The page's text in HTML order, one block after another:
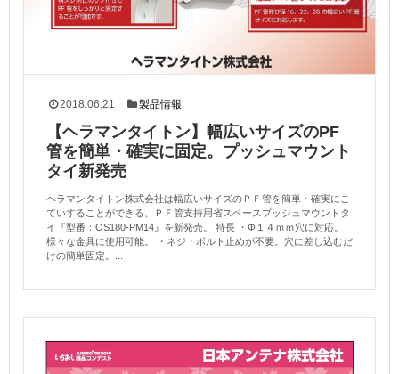
2018.06.21 製品情報
【ヘラマンタイトン】幅広いサイズのPF
管を簡単・確実に固定。プッシュマウント
タイ新発売
ヘラマンタイトン株式会社は幅広いサイズのＰＦ管を簡単・確実にこ
ていすることができる、ＰＦ管支持用省スペースプッシュマウントタ
イ『型番：OS180-PM14』を新発売。 特長 ・Φ１４ｍｍ穴に対応。
様々な金具に使用可能。 ・ネジ・ボルト止めが不要。穴に差し込むだ
けの簡単固定。...